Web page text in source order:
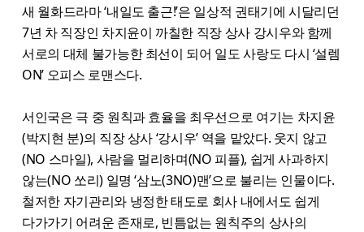
새 월화드라마 ‘내일도 출근!’은 일상적 권태기에 시달리던
7년 차 직장인 차지윤이 까칠한 직장 상사 강시우와 함께
서로의 대체 불가능한 최선이 되어 일도 사랑도 다시 ‘설렘
ON’ 오피스 로맨스다.
서인국은 극 중 원칙과 효율을 최우선으로 여기는 차지윤
(박지현 분)의 직장 상사 ‘강시우’ 역을 맡았다. 웃지 않고
(NO 스마일), 사람을 멀리하며(NO 피플), 쉽게 사과하지
않는(NO 쏘리) 일명 ‘삼노(3NO)맨’으로 불리는 인물이다.
철저한 자기관리와 냉정한 태도로 회사 내에서도 쉽게
다가가기 어려운 존재로, 빈틈없는 원칙주의 상사의